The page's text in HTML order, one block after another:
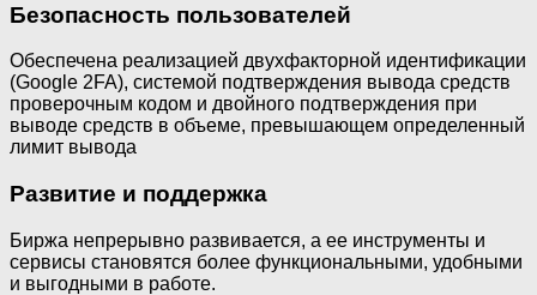
Безопасность пользователей
Обеспечена реализацией двухфакторной идентификации
(Google 2FA), системой подтверждения вывода средств
проверочным кодом и двойного подтверждения при
выводе средств в объеме, превышающем определенный
лимит вывода
Развитие и поддержка
Биржа непрерывно развивается, а ее инструменты и
сервисы становятся более функциональными, удобными
и выгодными в работе.